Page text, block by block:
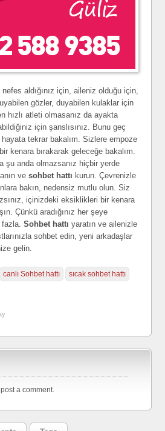
aldığınız için, aileniz olduğu için,
gözler, duyabilen kulaklar için
hızlı atleti olmasanız da ayakta
için şanslısınız. Bunu geç
tekrar bakalım. Sizlere empoze
kenara bırakarak geleceğe bakalım.
şu anda olmazsanız hiçbir yerde
vesohbet hattı kurun. Çevrenizle
bakın, nedensiz mutlu olun. Siz
içinizdeki eksiklikleri bir kenara
Çünkü aradığınız her şeye
Sohbet hattı yaratın ve ailenizle
sohbet edin, yeni arkadaşlar
gelin.
canlı Sohbet hattı sıcak sohbet hattı
a comment.